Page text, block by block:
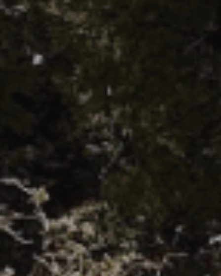
Media
Planos Diretores de Iluminação do
Concelho
EN